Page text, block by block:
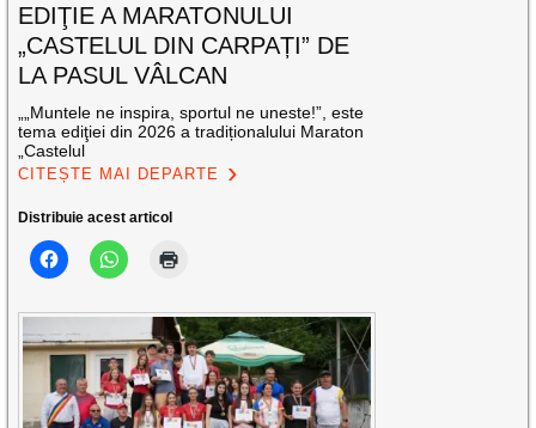
EDIŢIE A MARATONULUI
„CASTELUL DIN CARPAȚI” DE
LA PASUL VÂLCAN
„„Muntele ne inspira, sportul ne uneste!”, este
tema ediţiei din 2026 a tradiționalului Maraton
„Castelul
CITEȘTE MAI DEPARTE
Distribuie acest articol